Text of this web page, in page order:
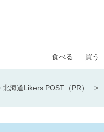
食べる 買う
北海道Likers POST（PR） >